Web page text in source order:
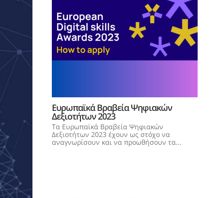
Ευρωπαϊκά Βραβεία Ψηφιακών
Δεξιοτήτων 2023
Τα Ευρωπαϊκά Βραβεία Ψηφιακών
Δεξιοτήτων 2023 έχουν ως στόχο να
αναγνωρίσουν και να προωθήσουν τα...